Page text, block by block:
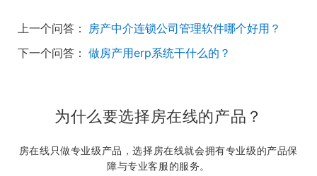
上一个问答： 房产中介连锁公司管理软件哪个好用？
下一个问答： 做房产用erp系统干什么的？
为什么要选择房在线的产品？
房在线只做专业级产品，选择房在线就会拥有专业级的产品保
障与专业客服的服务。